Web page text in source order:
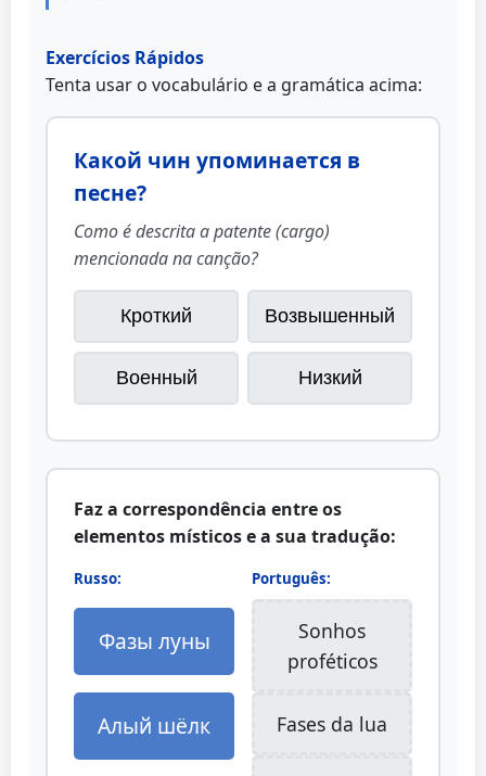
Exercícios Rápidos
Tenta usar o vocabulário e a gramática acima:
Какой чин упоминается в
песне?
Como é descrita a patente (cargo)
mencionada na canção?
Кроткий Возвышенный
Военный Низкий
Faz a correspondência entre os
elementos místicos e a sua tradução:
Russo:
Фазы луны
Алый шёлк
Português:
Sonhos
proféticos
Fases da lua